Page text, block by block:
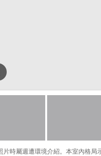
時屬週遭環境介紹。本室內格局